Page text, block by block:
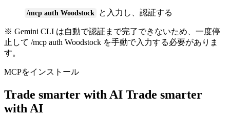
/mcp auth Woodstock と入力し、認証する
※ Gemini CLI は自動で認証まで完了できないため、一度停
止して /mcp auth Woodstock を手動で入力する必要がありま
す。
MCPをインストール
Trade smarter with AI Trade smarter
withAI